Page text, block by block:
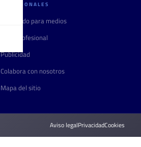
PROFESIONALES
Contenido para medios
Área profesional
Publicidad
Colabora con nosotros
Mapa del sitio
Aviso legalPrivacidadCookies